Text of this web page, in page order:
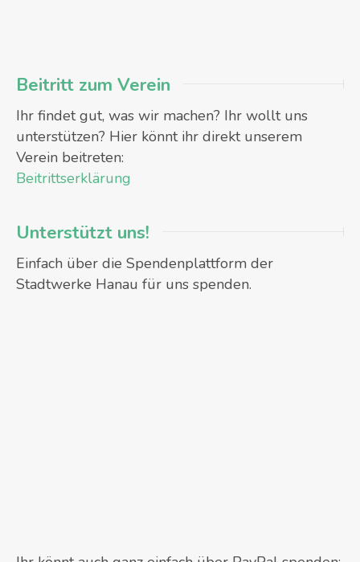
Beitritt zum Verein
Ihr findet gut, was wir machen? Ihr wollt uns
unterstützen? Hier könnt ihr direkt unserem
Verein beitreten:
Beitrittserklärung
Unterstützt uns!
Einfach über die Spendenplattform der
Stadtwerke Hanau für uns spenden.